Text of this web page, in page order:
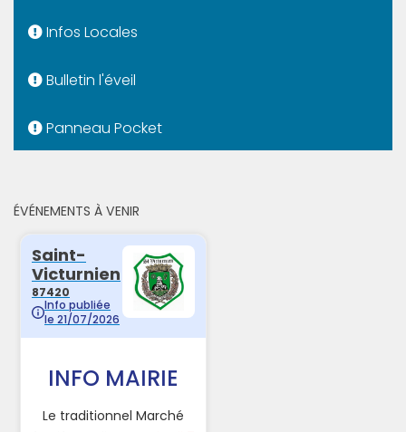
Infos Locales
Bulletin l'éveil
Panneau Pocket
ÉVÉNEMENTS À VENIR